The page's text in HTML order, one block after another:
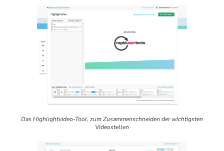
Das Highlightvideo-Tool, zum Zusammenschneiden der wichtigsten
Videostellen